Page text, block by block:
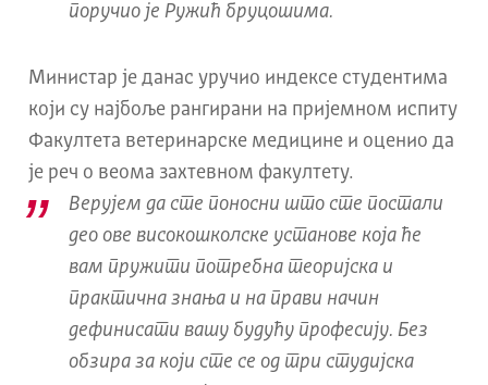
поручио је Ружић бруцошима.
Министар је данас уручио индексе студентима
који су најбоље рангирани на пријемном испиту
Факултета ветеринарске медицине и оценио да
је реч о веома захтевном факултету.
Верујем да сте поносни што сте постали
део ове високошколске установе која ће
вам пружити потребна теоријска и
практична знања и на прави начин
дефинисати вашу будућу професију. Без
обзира за који сте се од три студијска